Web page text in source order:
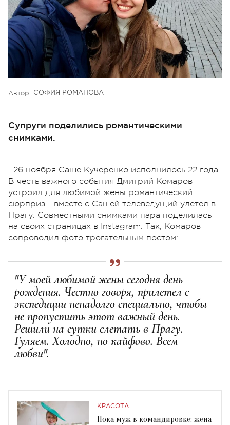
Автор: СОФИЯ РОМАНОВА
Супруги поделились романтическими
снимками.
26 ноября Саше Кучеренко исполнилось 22 года.
В честь важного события Дмитрий Комаров
устроил для любимой жены романтический
сюрприз - вместе с Сашей телеведущий улетел в
Прагу. Совместными снимками пара поделилась
на своих страницах в Instagram. Так, Комаров
сопроводил фото трогательным постом:
"У моей любимой жены сегодня день
рождения. Честно говоря, прилетел с
экспедиции ненадолго специально, чтобы
не пропустить этот важный день.
Решили на сутки слетать в Прагу.
Гуляем. Холодно, но кайфово. Всем
любви".
КРАСОТА
Пока муж в командировке: жена